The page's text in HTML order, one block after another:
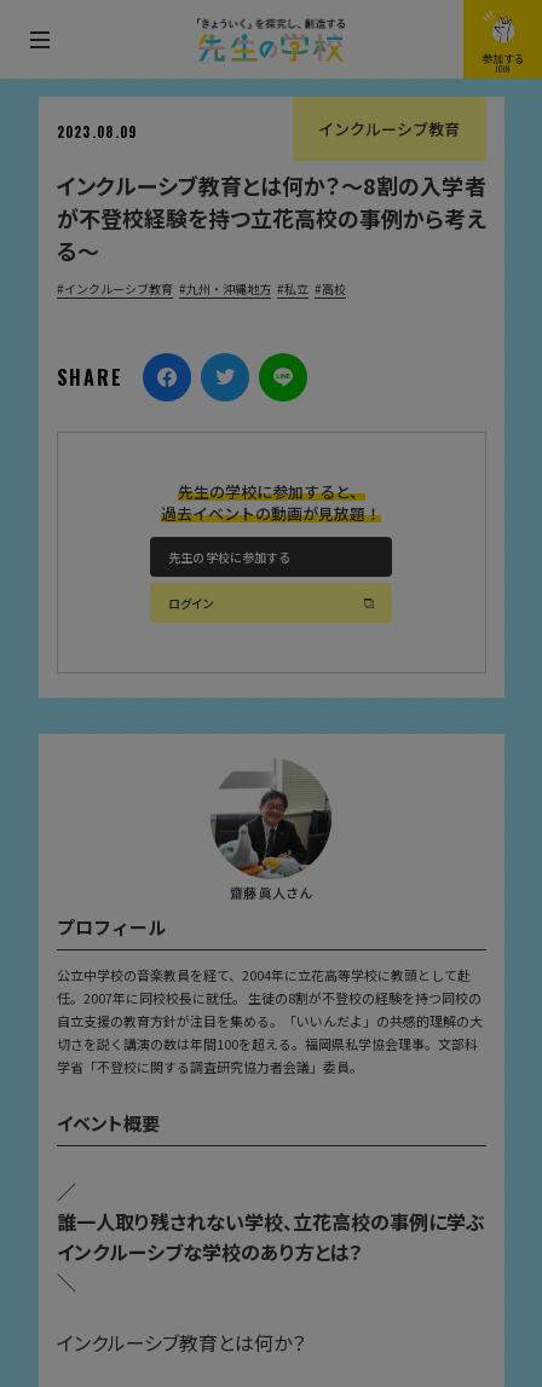
メ
参加する
JOIN
2023.08.09 インクルーシブ教育
インクルーシブ教育とは何か？〜8割の入学者
が不登校経験を持つ立花高校の事例から考え
る〜
インクルーシブ教育 九州・沖縄地方 私立 高校
SHARE
先生の学校に参加すると、
過去イベントの動画が見放題！
先生の学校に参加する
ログイン
齋藤 眞人さん
プロフィール
公立中学校の音楽教員を経て、2004年に立花高等学校に教頭として赴
任。2007年に同校校長に就任。 生徒の8割が不登校の経験を持つ同校の
自立支援の教育方針が注目を集める。「いいんだよ」の共感的理解の大
切さを説く講演の数は年間100を超える。福岡県私学協会理事。文部科
学省「不登校に関する調査研究協力者会議」委員。
イベント概要
／
誰一人取り残されない学校、立花高校の事例に学ぶ
インクルーシブな学校のあり方とは？
＼
インクルーシブ教育とは何か？